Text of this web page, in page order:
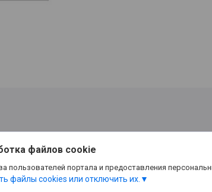
файлов cookie
портала и предоставления
файлы cookies или отключить их.